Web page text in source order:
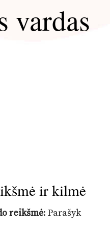
vardas
ir kilmė
reikšmė: Parašyk